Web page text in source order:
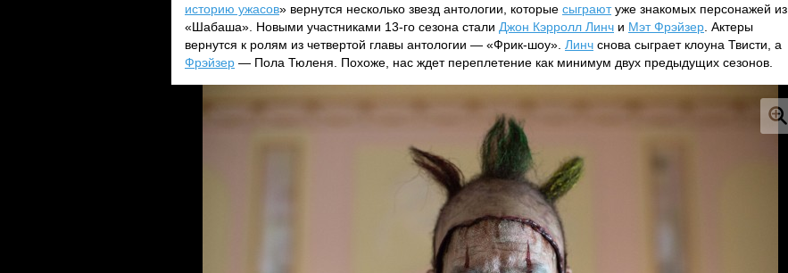
историю ужасов» вернутся несколько звезд антологии, которые сыграютуже знакомых персонажей из
«Шабаша». Новыми участниками 13-го сезона стали Джон Кэрролл Линч и Мэт Фрэйзер . Актеры
вернутся к ролям из четвертой главы антологии — «Фрик-шоу». Линч снова сыграет клоуна Твисти, а
Фрэйзер — Пола Тюленя. Похоже, нас ждет переплетение как минимум двух предыдущих сезонов.